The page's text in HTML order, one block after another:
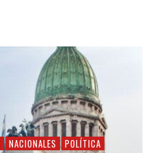
NACIONALES POLÍTICA